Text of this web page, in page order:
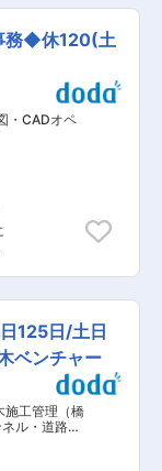
務◆休120(土
・CADオペ
125日/土日
ベンチャー
施工管理（橋
ル・道路・
造園など）